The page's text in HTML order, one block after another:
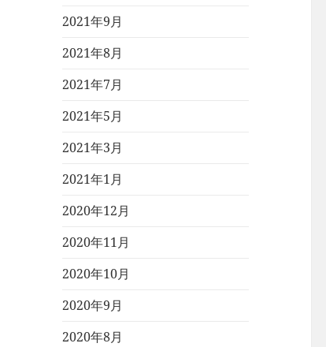
2021年9月
2021年8月
2021年7月
2021年5月
2021年3月
2021年1月
2020年12月
2020年11月
2020年10月
2020年9月
2020年8月